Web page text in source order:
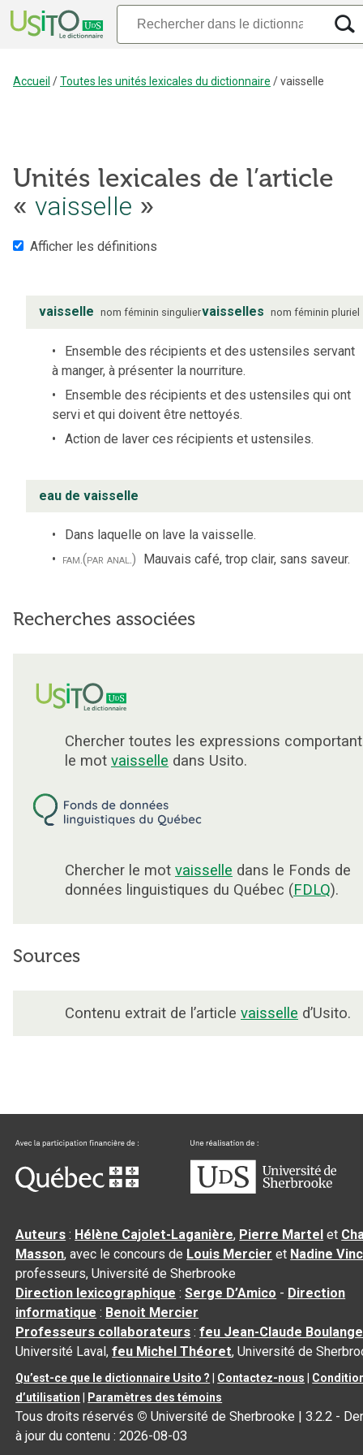
Accueil /Toutes les unités lexicales du dictionnaire /vaisselle
Unités lexicales de l’article
« vaisselle »
Afficher les définitions
vaisselle nom féminin singuliervaisselles nom féminin pluriel
Ensemble des récipients et des ustensiles servant
à manger, à présenter la nourriture.
Ensemble des récipients et des ustensiles qui ont
servi et qui doivent être nettoyés.
Action de laver ces récipients et ustensiles.
eau de vaisselle
Dans laquelle on lave la vaisselle.
fam.(par anal.) Mauvais café, trop clair, sans saveur.
Recherches associées
Chercher toutes les expressions comportant
le mot vaisselle dans Usito.
Chercher le mot vaisselle dans le Fonds de
données linguistiques du Québec (FDLQ).
Sources
Contenu extrait de l’article vaisselle d’Usito.
Auteurs : Hélène Cajolet-Laganière, Pierre Martel et
Masson, avec le concours de Louis Mercier et Nadine
professeurs, Université de Sherbrooke
Direction lexicographique :Serge D’Amico - Direction
informatique : Benoit Mercier
Professeurs collaborateurs :feu Jean-Claude
Université Laval,feu Michel Théoret, Université de
Qu’est-ce que le dictionnaire Usito ? Contactez-nous
d’utilisation
Paramètres des témoins
Tous droits réservés © Université de Sherbrooke |3.2.2 -
à jour du contenu :2026-08-03